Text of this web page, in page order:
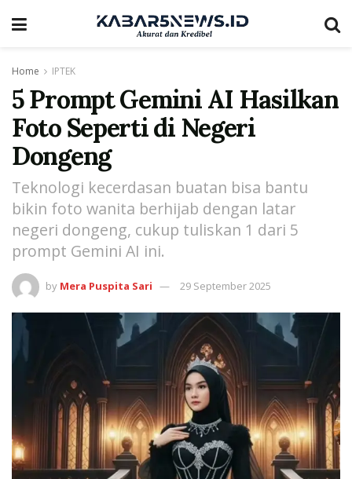
Home IPTEK
5 Prompt Gemini AI Hasilkan
Foto Seperti di Negeri
Dongeng
Teknologi kecerdasan buatan bisa bantu
bikin foto wanita berhijab dengan latar
negeri dongeng, cukup tuliskan 1 dari 5
prompt Gemini AI ini.
by Mera Puspita Sari 29 September 2025